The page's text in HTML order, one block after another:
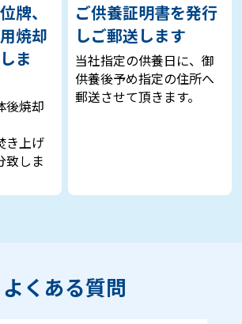
牌、
焼却
ま
後焼却
き上げ
致しま
ご供養証明書を発行
しご郵送します
当社指定の供養日に、御
供養後予め指定の住所へ
郵送させて頂きます。
よくある質問